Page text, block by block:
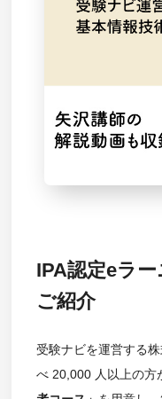
IPA認定eラ
ご紹介
受験ナビを運営する
べ 20,000 人以上の方